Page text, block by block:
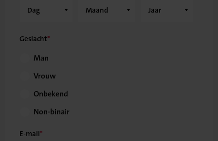
Geslacht
Man
Vrouw
Onbekend
Non-binair
E-mail